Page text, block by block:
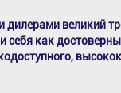
великий
себя как